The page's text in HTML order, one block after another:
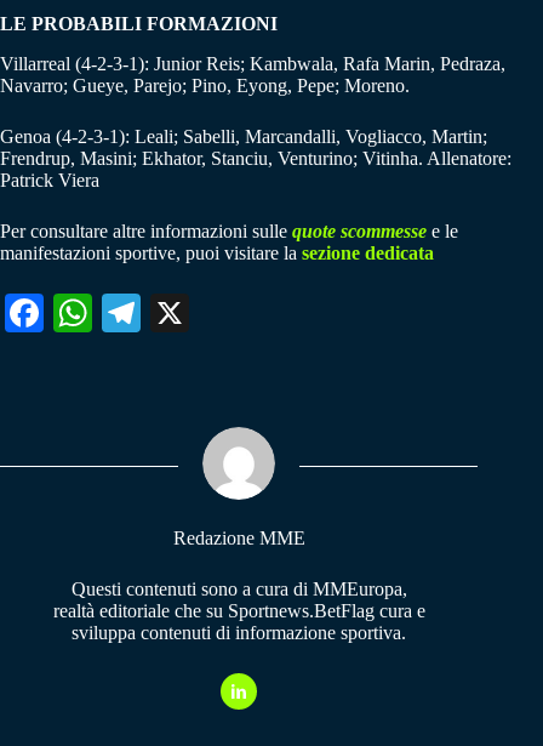
LE PROBABILI FORMAZIONI
Villarreal (4-2-3-1): Junior Reis; Kambwala, Rafa Marin, Pedraza,
Navarro; Gueye, Parejo; Pino, Eyong, Pepe; Moreno.
Genoa (4-2-3-1): Leali; Sabelli, Marcandalli, Vogliacco, Martin;
Frendrup, Masini; Ekhator, Stanciu, Venturino; Vitinha. Allenatore:
Patrick Viera
Per consultare altre informazioni sulle quote scommesse e le
manifestazioni sportive, puoi visitare la sezione dedicata
Fa W
pp
Te
m
Redazione MME
Questi contenuti sono a cura di MMEuropa,
realtà editoriale che su Sportnews.BetFlag cura e
sviluppa contenuti di informazione sportiva.